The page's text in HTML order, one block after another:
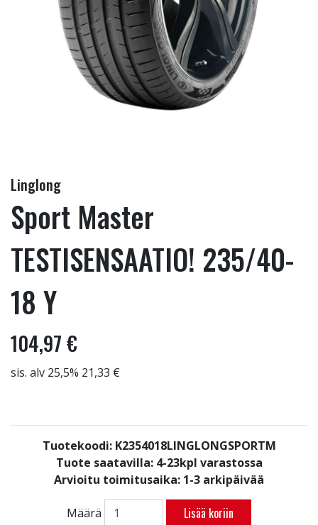
Linglong
Sport Master
TESTISENSAATIO! 235/40-
18 Y
104,97 €
sis. alv 25,5% 21,33 €
Tuotekoodi: K2354018LINGLONGSPORTM
Tuote saatavilla: 4-23kpl varastossa
Arvioitu toimitusaika: 1-3 arkipäivää
Määrä Lisää koriin